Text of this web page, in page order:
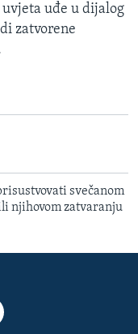
uđe u dijalog
zatvorene
svečanom
njihovom zatvaranju